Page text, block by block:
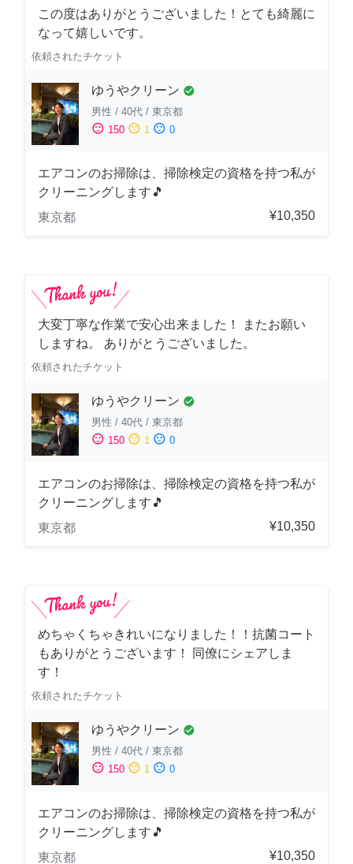
この度はありがとうございました！とても綺麗に
なって嬉しいです。
依頼されたチケット
ゆうやクリーン check_circle
男性 / 40代 / 東京都
sentiment_satisfied 150 sentiment_neutral 1 sentiment_dissatisfied 0
エアコンのお掃除は、掃除検定の資格を持つ私が
クリーニングします🎵
東京都
¥10,350
大変丁寧な作業で安心出来ました！ またお願い
しますね。 ありがとうございました。
依頼されたチケット
ゆうやクリーン check_circle
男性 / 40代 / 東京都
sentiment_satisfied 150 sentiment_neutral 1 sentiment_dissatisfied 0
エアコンのお掃除は、掃除検定の資格を持つ私が
クリーニングします🎵
東京都
¥10,350
めちゃくちゃきれいになりました！！抗菌コート
もありがとうございます！ 同僚にシェアしま
す！
依頼されたチケット
ゆうやクリーン check_circle
男性 / 40代 / 東京都
sentiment_satisfied 150 sentiment_neutral 1 sentiment_dissatisfied 0
エアコンのお掃除は、掃除検定の資格を持つ私が
クリーニングします🎵
東京都
¥10,350